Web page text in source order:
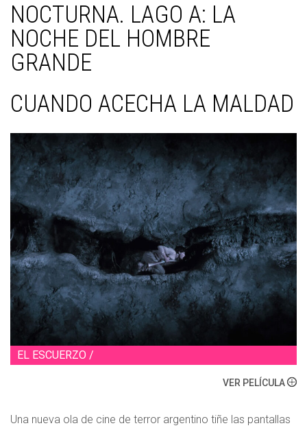
NOCTURNA. LAGO A: LA
NOCHE DEL HOMBRE
GRANDE
CUANDO ACECHA LA MALDAD
EL ESCUERZO /
VER PELÍCULA
Una nueva ola de cine de terror argentino tiñe las pantallas